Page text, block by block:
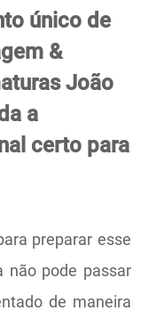
únicode
&
João
a
certo para
preparar esse
não pode passar
de maneira